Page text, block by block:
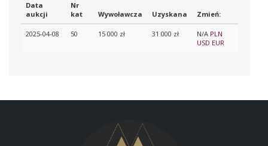
Data
aukcji
Nr
kat
Wywoławcza Uzyskana Zmień:
2025-04-08 50 15 000 zł 31 000 zł N/A PLN
USD EUR